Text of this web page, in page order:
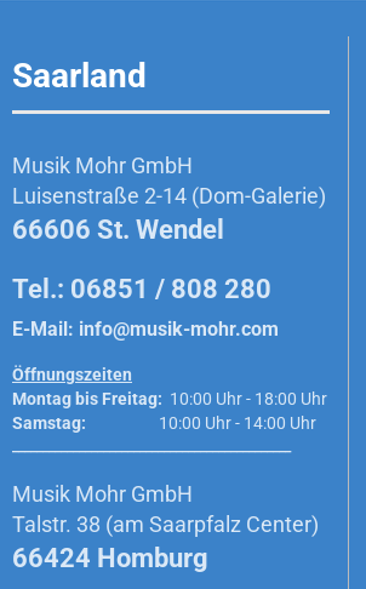
Saarland
Musik Mohr GmbH
Luisenstraße 2-14 (Dom-Galerie)
66606 St. Wendel
Tel.: 06851 / 808 280
E-Mail: info@musik-mohr.com
Öffnungszeiten
Montag bis Freitag: 10:00 Uhr - 18:00 Uhr
Samstag: 10:00 Uhr - 14:00 Uhr
Musik Mohr GmbH
Talstr. 38 (am Saarpfalz Center)
66424 Homburg